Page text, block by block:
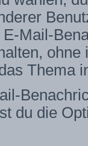
Mail-
Thema
du die